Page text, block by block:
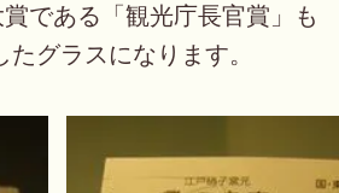
である「観光庁長官賞」も
たグラスになります。